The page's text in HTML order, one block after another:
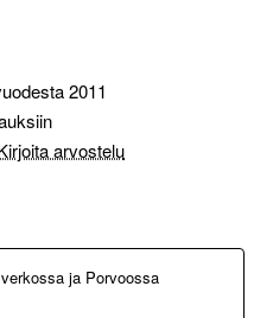
2011
arvostelu
ja Porvoossa